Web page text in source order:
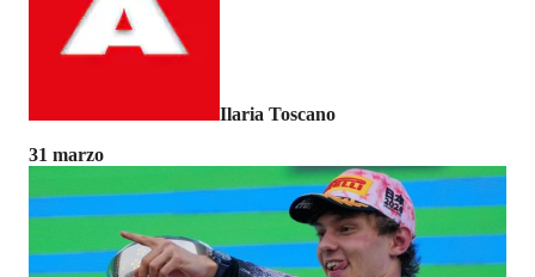
Ilaria Toscano
31 marzo